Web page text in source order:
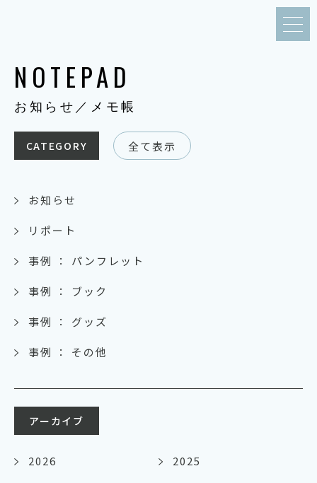
NOTEPAD
お知らせ／メモ帳
CATEGORY 全て表示
お知らせ
リポート
事例 ： パンフレット
事例 ： ブック
事例 ： グッズ
事例 ： その他
アーカイブ
2026 2025